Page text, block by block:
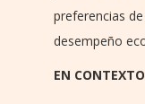
preferencias
desempeño
EN CONTEXTO